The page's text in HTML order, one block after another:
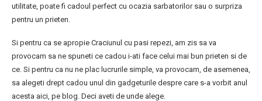
utilitate, poate fi cadoul perfect cu ocazia sarbatorilor sau o surpriza
pentru un prieten.
Si pentru ca se apropie Craciunul cu pasi repezi, am zis sa va
provocam sa ne spuneti ce cadou i-ati face celui mai bun prieten si de
ce. Si pentru ca nu ne plac lucrurile simple, va provocam, de asemenea,
sa alegeti drept cadou unul din gadgeturile despre care s-a vorbit anul
acesta aici, pe blog. Deci aveti de unde alege.